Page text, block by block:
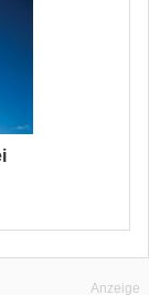
Anzeige